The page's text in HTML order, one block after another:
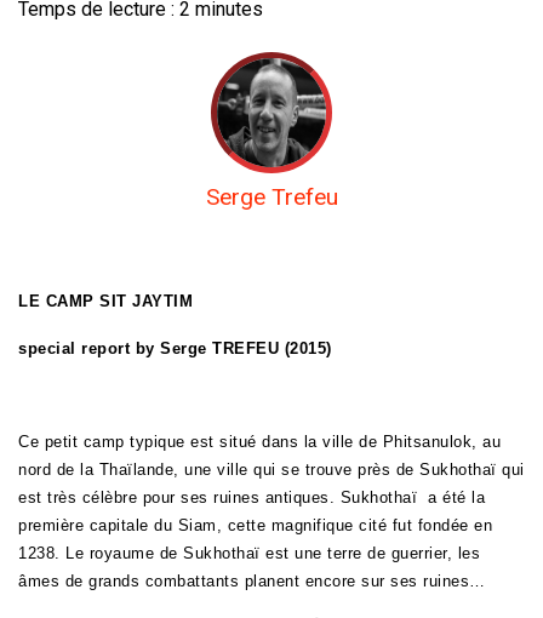
Temps de lecture : 2 minutes
Serge Trefeu
LE CAMP SIT JAYTIM
special report by Serge TREFEU (2015)
Ce petit camp typique est situé dans la ville de Phitsanulok, au
nord de la Thaïlande, une ville qui se trouve près de Sukhothaï qui
est très célèbre pour ses ruines antiques. Sukhothaï a été la
première capitale du Siam, cette magnifique cité fut fondée en
1238. Le royaume de Sukhothaï est une terre de guerrier, les
âmes de grands combattants planent encore sur ses ruines…